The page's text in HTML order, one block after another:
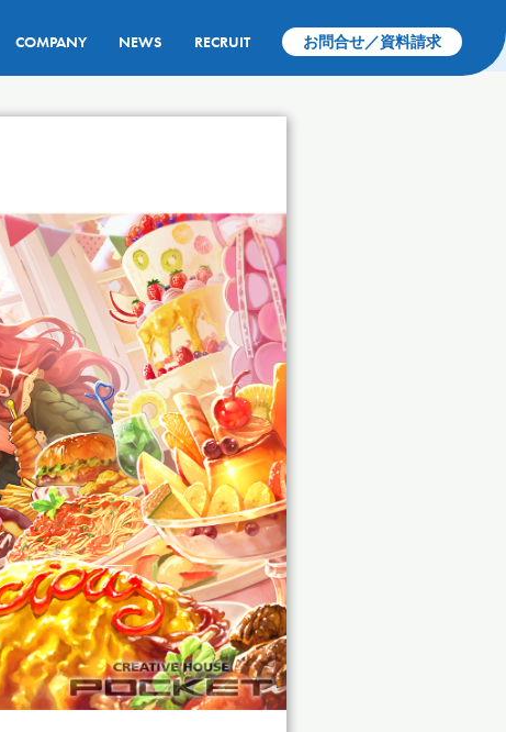
COMPANY NEWS RECRUIT お問合せ／資料請求